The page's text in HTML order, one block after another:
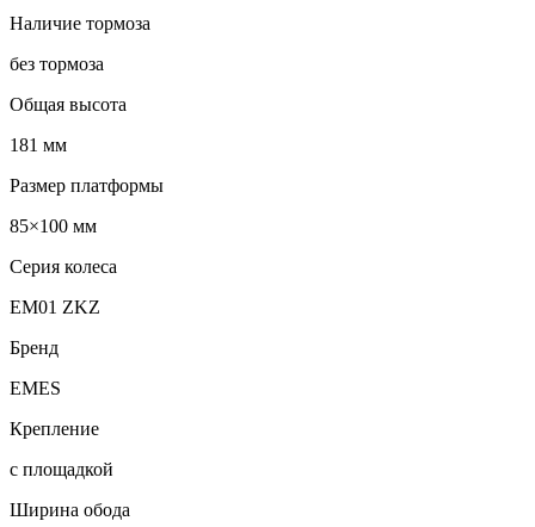
Наличие тормоза
без тормоза
Общая высота
181 мм
Размер платформы
85×100 мм
Серия колеса
EM01 ZKZ
Бренд
EMES
Крепление
с площадкой
Ширина обода